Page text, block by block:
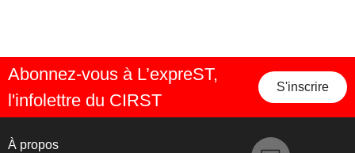
Abonnez-vous à L’expreST,
l'infolettre du CIRST
S'inscrire
À propos